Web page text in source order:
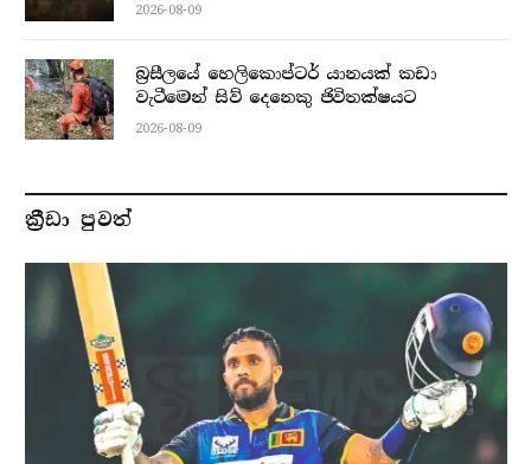
2026-08-09
බ්‍රසීලයේ හෙලිකොප්ටර් යානයක් කඩා
වැටීමෙන් සිව් දෙනෙකු ජිවිතක්ෂයට
2026-08-09
ක්‍රීඩා පුවත්